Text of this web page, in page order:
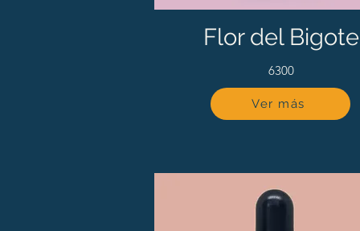
Flor del Bigote
6300
Ver más